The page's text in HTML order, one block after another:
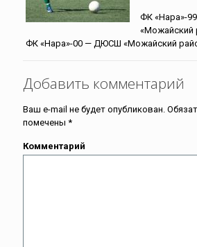
ФК «Нара»-
«Можайский
ФК «Нара»-00 — ДЮСШ «Можайский
Добавить комментарий
Ваш e-mail не будет опубликован.
помечены *
Комментарий